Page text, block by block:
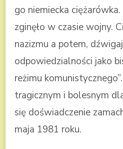
go niemiecka
zginęło w czasie wojny.
nazizmu a potem,
odpowiedzialności jako
reżimu
tragicznym i bolesnym
się doświadczenie
maja 1981 roku.